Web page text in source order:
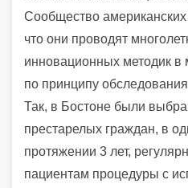
Сообщество американских
что они проводят
инновационных методик в
по принципу обследования
Так, в Бостоне были
престарелых граждан, в
протяжении 3 лет,
пациентам процедуры с